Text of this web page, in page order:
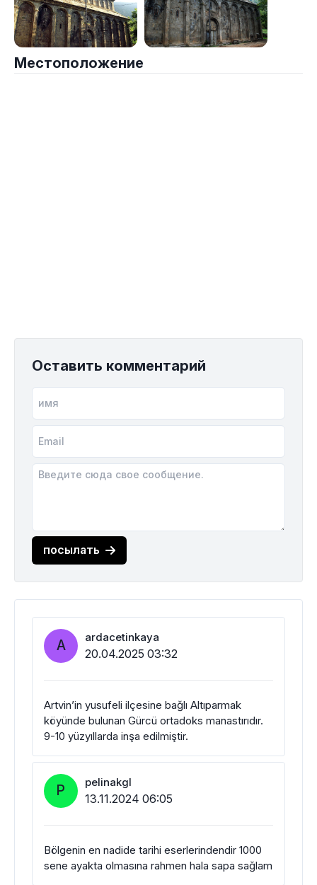
Местоположение
Оставить комментарий
посылать
A ardacetinkaya
20.04.2025 03:32
Artvin’in yusufeli ilçesine bağlı Altıparmak
köyünde bulunan Gürcü ortadoks manastırıdır.
9-10 yüzyıllarda inşa edilmiştir.
P pelinakgl
13.11.2024 06:05
Bölgenin en nadide tarihi eserlerindendir 1000
sene ayakta olmasına rahmen hala sapa sağlam